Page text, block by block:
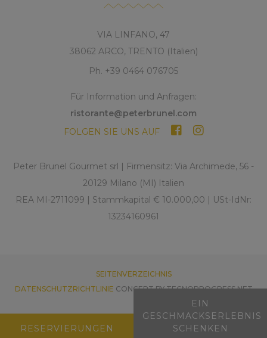
VIA LINFANO, 47
38062 ARCO, TRENTO (Italien)
Ph. +39 0464 076705
Für Information und Anfragen:
ristorante@peterbrunel.com
FOLGEN SIE UNS AUF
Peter Brunel Gourmet srl | Firmensitz: Via Archimede, 56 -
20129 Milano (MI) Italien
REA MI-2711099 | Stammkapital € 10.000,00 | USt-IdNr:
13234160961
SEITENVERZEICHNIS
DATENSCHUTZRICHTLINIE CONCEPT BY TECNOPROGRESS.NET
RESERVIERUNGEN
EIN
GESCHMACKSERLEBNIS
SCHENKEN